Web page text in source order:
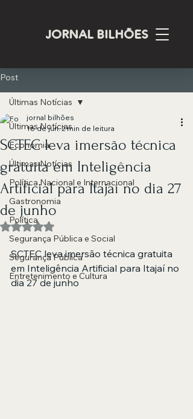
JORNAL BILHÕES
Post
Últimas Notícias
Economia
Últimas Notícias
Política Nacional e Internacional
Gastronomia
Política
Segurança Pública e Social
Segurança Pública
Entretenimento e Cultura
Últimas Notícias
SCTEC leva imersão técnica
gratuita em Inteligência
Artificial para Itajaí no dia 27
de junho
jornal bilhões
16 de jun.2 min de leitura
Avaliado com NaN de 5 estrelas.
SCTEC leva imersão técnica gratuita
em Inteligência Artificial para Itajaí no
dia 27 de junho